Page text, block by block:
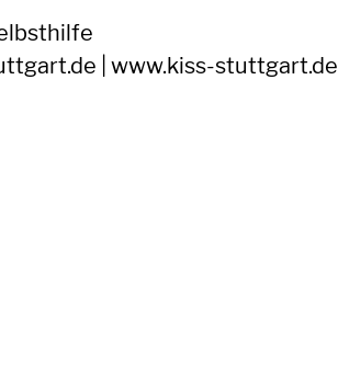
| www.kiss-stuttgart.de